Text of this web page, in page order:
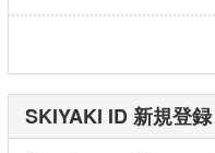
SKIYAKI ID 新規登録